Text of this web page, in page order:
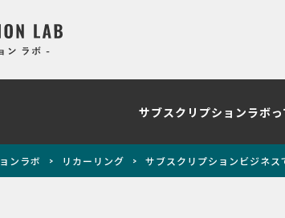
サブスクリプションラボっ
ンラボ リカーリング サブスクリプションビジネ